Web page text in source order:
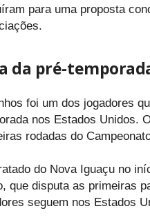
para uma proposta
da pré-
foi um dos jogadores
nos Estados Unidos.
rodadas do
do Nova Iguaçu no
que disputa as primeiras
seguem nos Estados